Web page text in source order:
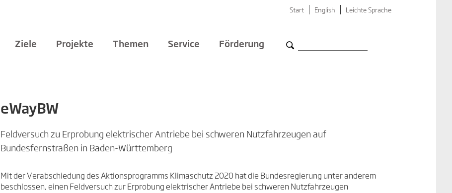
Start Leichte Sprache
English
Ziele Projekte Themen Service Förderung
eWayBW
Feldversuch zu Erprobung elektrischer Antriebe bei schweren Nutzfahrzeugen auf
Bundesfernstraßen in Baden-Württemberg
Mit der Verabschiedung des Aktionsprogramms Klimaschutz 2020 hat die Bundesregierung unter anderem
beschlossen, einen Feldversuch zur Erprobung elektrischer Antriebe bei schweren Nutzfahrzeugen